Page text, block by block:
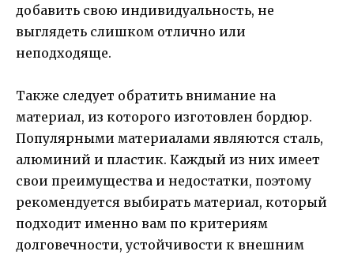
добавить свою индивидуальность, не
выглядеть слишком отлично или
неподходяще.
Также следует обратить внимание на
материал, из которого изготовлен бордюр.
Популярными материалами являются сталь,
алюминий и пластик. Каждый из них имеет
свои преимущества и недостатки, поэтому
рекомендуется выбирать материал, который
подходит именно вам по критериям
долговечности, устойчивости к внешним